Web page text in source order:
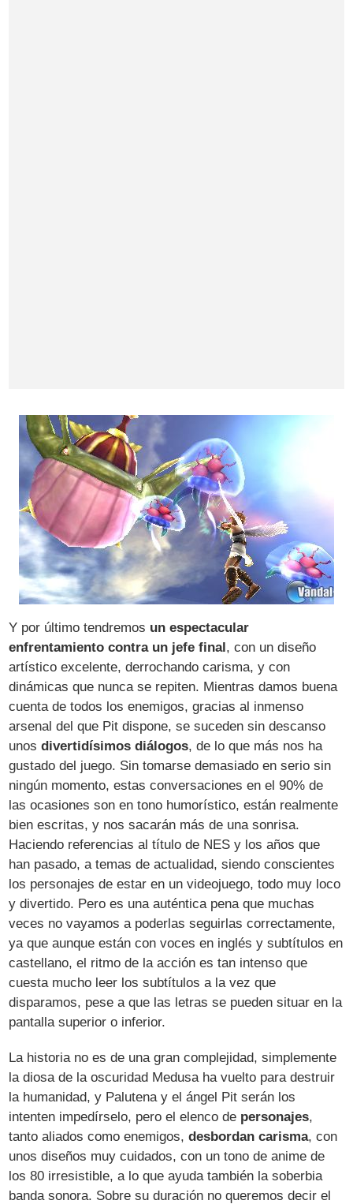
Y por último tendremos un espectacular
enfrentamiento contra un jefe final, con un diseño
artístico excelente, derrochando carisma, y con
dinámicas que nunca se repiten. Mientras damos buena
cuenta de todos los enemigos, gracias al inmenso
arsenal del que Pit dispone, se suceden sin descanso
unosdivertidísimos diálogos, de lo que más nos ha
gustado del juego. Sin tomarse demasiado en serio sin
ningún momento, estas conversaciones en el 90% de
las ocasiones son en tono humorístico, están realmente
bien escritas, y nos sacarán más de una sonrisa.
Haciendo referencias al título de NES y los años que
han pasado, a temas de actualidad, siendo conscientes
los personajes de estar en un videojuego, todo muy loco
y divertido. Pero es una auténtica pena que muchas
veces no vayamos a poderlas seguirlas correctamente,
ya que aunque están con voces en inglés y subtítulos en
castellano, el ritmo de la acción es tan intenso que
cuesta mucho leer los subtítulos a la vez que
disparamos, pese a que las letras se pueden situar en la
pantalla superior o inferior.
La historia no es de una gran complejidad, simplemente
la diosa de la oscuridad Medusa ha vuelto para destruir
la humanidad, y Palutena y el ángel Pit serán los
intenten impedírselo, pero el elenco de personajes,
tanto aliados como enemigos,desbordan carisma, con
unos diseños muy cuidados, con un tono de anime de
los 80 irresistible, a lo que ayuda también la soberbia
banda sonora. Sobre su duración no queremos decir el